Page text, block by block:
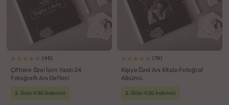
(45)
Çiftlere Özel İsim Yazılı 24
Fotoğraflı Anı Defteri
2. Ürün %30 İndirimli
(70)
Kişiye Özel Anı Kitabı Fotoğraf
Albümü
2. Ürün %30 İndirimli